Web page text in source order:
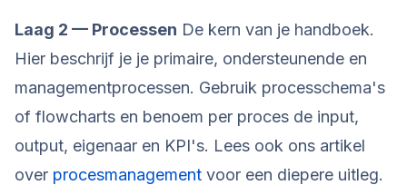
Laag 2 — Processen De kern van je handboek.
Hier beschrijf je je primaire, ondersteunende en
managementprocessen. Gebruik processchema's
of flowcharts en benoem per proces de input,
output, eigenaar en KPI's. Lees ook ons artikel
over procesmanagement voor een diepere uitleg.